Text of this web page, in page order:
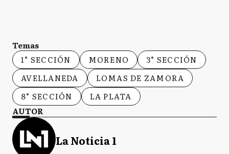
Temas
1° SECCIÓN
MORENO
3° SECCIÓN
AVELLANEDA
LOMAS DE ZAMORA
8° SECCIÓN
LA PLATA
AUTOR
La Noticia 1